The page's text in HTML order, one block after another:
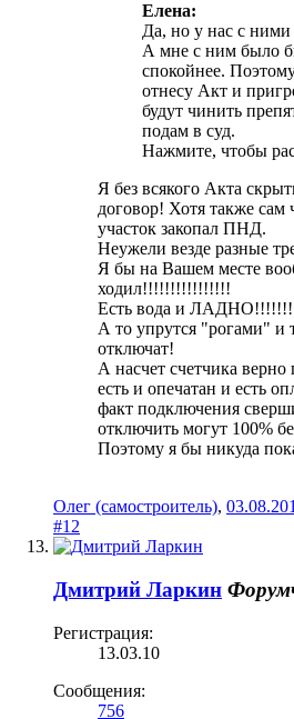
Елена:
Да, но у нас с ними
А мне с ним было
спокойнее.
отнесу Акт и
будут чинить
подам в суд.
Нажмите, чтобы
Я без всякого Акта
договор! Хотя также сам
участок закопал ПНД.
Неужели везде разные
Я бы на Вашем месте
ходил!!!!!!!!!!!!!!!!
Есть вода и ЛАДНО!!!!!!!
А то упрутся "рогами" и
отключат!
А насчет счетчика верно
есть и опечатан и есть
факт подключения
отключить могут 100%
Поэтому я бы никуда
Олег (самостроитель),
#12
Дмитрий Ларкин
Регистрация:
13.03.10
Сообщения:
756